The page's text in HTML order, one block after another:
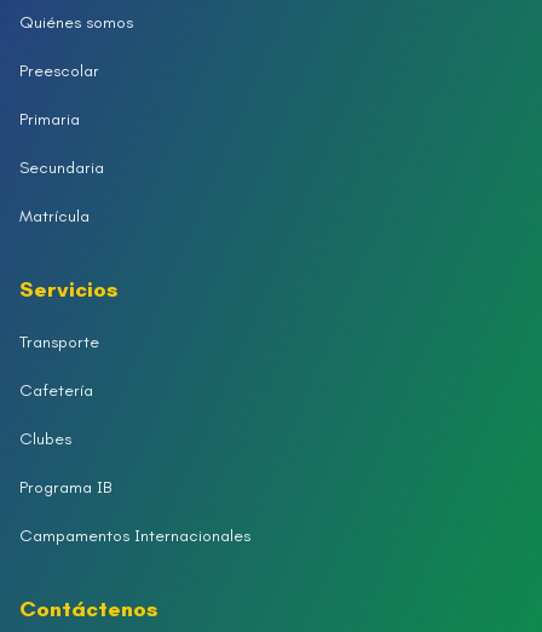
Quiénes somos
Preescolar
Primaria
Secundaria
Matrícula
Servicios
Transporte
Cafetería
Clubes
Programa IB
Campamentos Internacionales
Contáctenos